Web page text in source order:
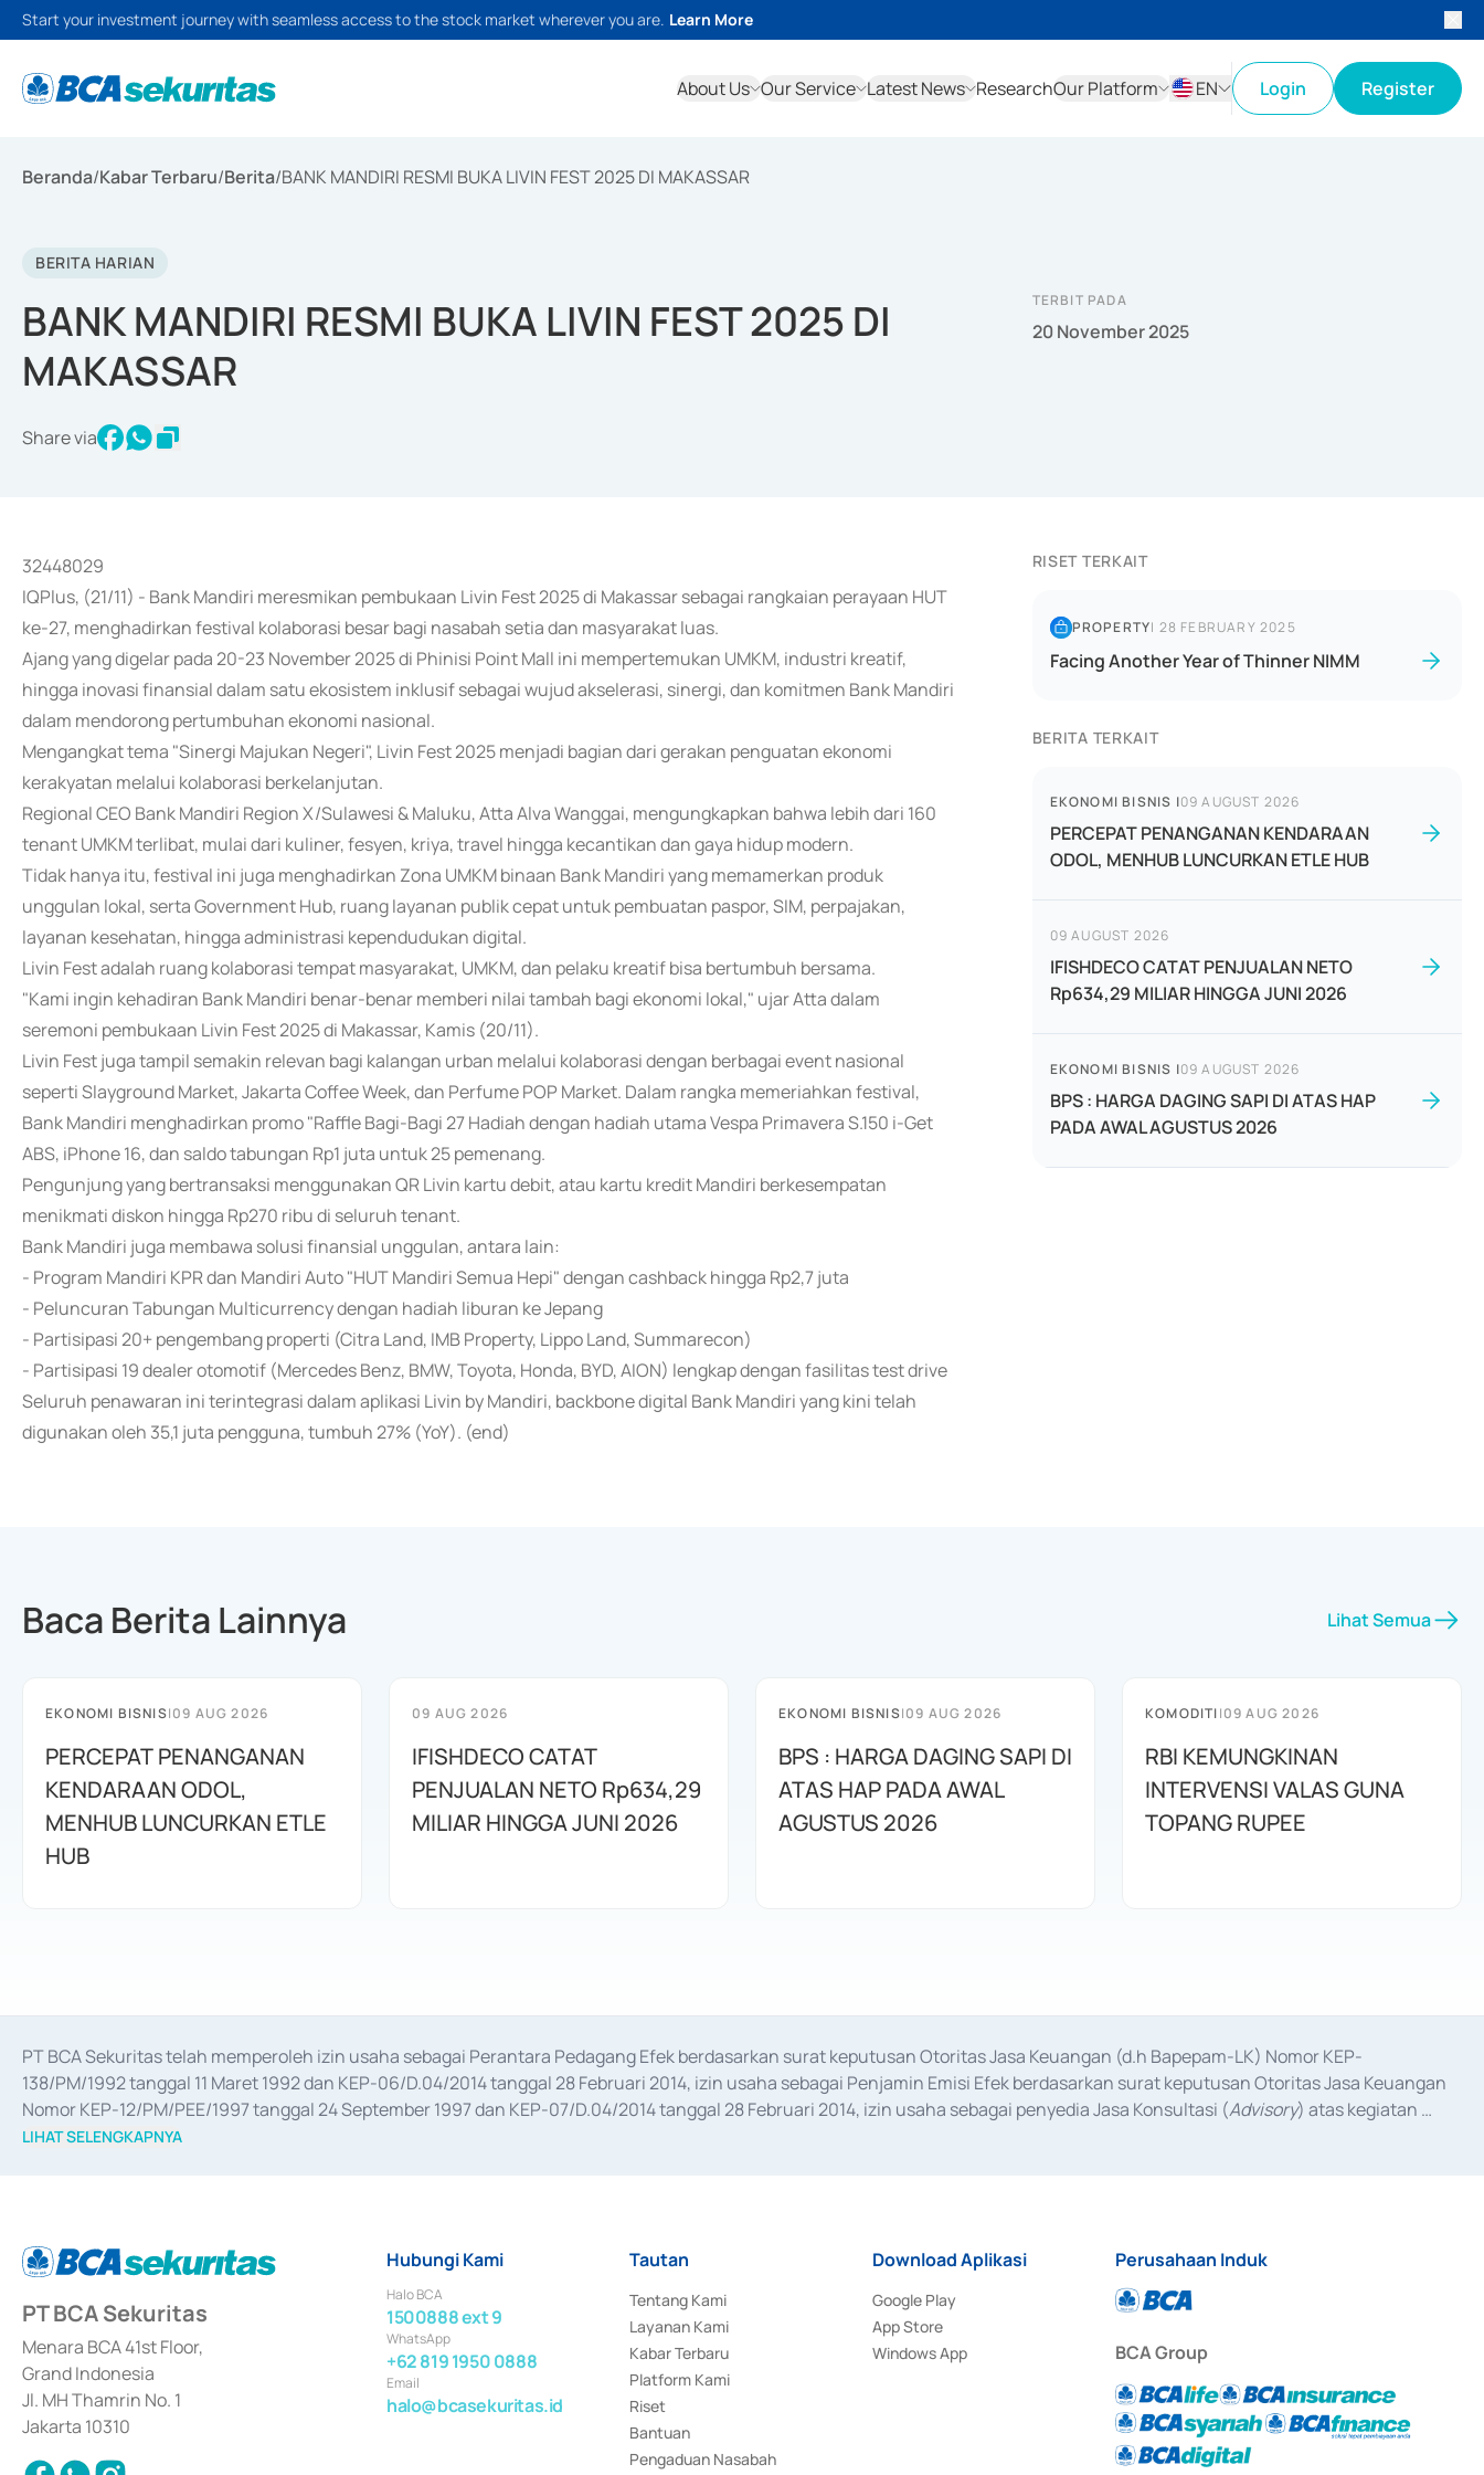
Start your investment journey with seamless access to the stock market wherever you are. Learn More
About Us Our Service Latest News ResearchOur Platform
EN
Login Register
Beranda/Kabar Terbaru/Berita/BANK MANDIRI RESMI BUKA LIVIN FEST 2025 DI MAKASSAR
BERITA HARIAN
BANK MANDIRI RESMI BUKA LIVIN FEST 2025 DI
MAKASSAR
Share via
TERBIT PADA
20 November 2025
32448029
IQPlus, (21/11) - Bank Mandiri meresmikan pembukaan Livin Fest 2025 di Makassar sebagai rangkaian perayaan HUT
ke-27, menghadirkan festival kolaborasi besar bagi nasabah setia dan masyarakat luas.
Ajang yang digelar pada 20-23 November 2025 di Phinisi Point Mall ini mempertemukan UMKM, industri kreatif,
hingga inovasi finansial dalam satu ekosistem inklusif sebagai wujud akselerasi, sinergi, dan komitmen Bank Mandiri
dalam mendorong pertumbuhan ekonomi nasional.
Mengangkat tema "Sinergi Majukan Negeri", Livin Fest 2025 menjadi bagian dari gerakan penguatan ekonomi
kerakyatan melalui kolaborasi berkelanjutan.
Regional CEO Bank Mandiri Region X/Sulawesi & Maluku, Atta Alva Wanggai, mengungkapkan bahwa lebih dari 160
tenant UMKM terlibat, mulai dari kuliner, fesyen, kriya, travel hingga kecantikan dan gaya hidup modern.
Tidak hanya itu, festival ini juga menghadirkan Zona UMKM binaan Bank Mandiri yang memamerkan produk
unggulan lokal, serta Government Hub, ruang layanan publik cepat untuk pembuatan paspor, SIM, perpajakan,
layanan kesehatan, hingga administrasi kependudukan digital.
Livin Fest adalah ruang kolaborasi tempat masyarakat, UMKM, dan pelaku kreatif bisa bertumbuh bersama.
"Kami ingin kehadiran Bank Mandiri benar-benar memberi nilai tambah bagi ekonomi lokal," ujar Atta dalam
seremoni pembukaan Livin Fest 2025 di Makassar, Kamis (20/11).
Livin Fest juga tampil semakin relevan bagi kalangan urban melalui kolaborasi dengan berbagai event nasional
seperti Slayground Market, Jakarta Coffee Week, dan Perfume POP Market. Dalam rangka memeriahkan festival,
Bank Mandiri menghadirkan promo "Raffle Bagi-Bagi 27 Hadiah dengan hadiah utama Vespa Primavera S.150 i-Get
ABS, iPhone 16, dan saldo tabungan Rp1 juta untuk 25 pemenang.
Pengunjung yang bertransaksi menggunakan QR Livin kartu debit, atau kartu kredit Mandiri berkesempatan
menikmati diskon hingga Rp270 ribu di seluruh tenant.
Bank Mandiri juga membawa solusi finansial unggulan, antara lain:
- Program Mandiri KPR dan Mandiri Auto "HUT Mandiri Semua Hepi" dengan cashback hingga Rp2,7 juta
- Peluncuran Tabungan Multicurrency dengan hadiah liburan ke Jepang
- Partisipasi 20+ pengembang properti (Citra Land, IMB Property, Lippo Land, Summarecon)
- Partisipasi 19 dealer otomotif (Mercedes Benz, BMW, Toyota, Honda, BYD, AION) lengkap dengan fasilitas test drive
Seluruh penawaran ini terintegrasi dalam aplikasi Livin by Mandiri, backbone digital Bank Mandiri yang kini telah
digunakan oleh 35,1 juta pengguna, tumbuh 27% (YoY). (end)
RISET TERKAIT
PROPERTY| 28 FEBRUARY 2025
Facing Another Year of Thinner NIMM
BERITA TERKAIT
EKONOMI BISNIS |09 AUGUST 2026
PERCEPAT PENANGANAN KENDARAAN
ODOL, MENHUB LUNCURKAN ETLE HUB
09 AUGUST 2026
IFISHDECO CATAT PENJUALAN NETO
Rp634,29 MILIAR HINGGA JUNI 2026
EKONOMI BISNIS |09 AUGUST 2026
BPS : HARGA DAGING SAPI DI ATAS HAP
PADA AWAL AGUSTUS 2026
Baca Berita Lainnya Lihat Semua
EKONOMI BISNIS|09 AUG 2026
PERCEPAT PENANGANAN
KENDARAAN ODOL,
MENHUB LUNCURKAN ETLE
HUB
09 AUG 2026
IFISHDECO CATAT
PENJUALAN NETO Rp634,29
MILIAR HINGGA JUNI 2026
EKONOMI BISNIS|09 AUG 2026
BPS : HARGA DAGING SAPI DI
ATAS HAP PADA AWAL
AGUSTUS 2026
KOMODITI|09 AUG 2026
RBI KEMUNGKINAN
INTERVENSI VALAS GUNA
TOPANG RUPEE
PT BCA Sekuritas telah memperoleh izin usaha sebagai Perantara Pedagang Efek berdasarkan surat keputusan Otoritas Jasa Keuangan (d.h Bapepam-LK) Nomor KEP-
138/PM/1992 tanggal 11 Maret 1992 dan KEP-06/D.04/2014 tanggal 28 Februari 2014, izin usaha sebagai Penjamin Emisi Efek berdasarkan surat keputusan Otoritas Jasa Keuangan
Nomor KEP-12/PM/PEE/1997 tanggal 24 September 1997 dan KEP-07/D.04/2014 tanggal 28 Februari 2014, izin usaha sebagai penyedia Jasa Konsultasi (Advisory) atas kegiatan
merger, akuisisi, divestasi, dan
LIHAT SELENGKAPNYA
PT BCA Sekuritas
Menara BCA 41st Floor,
Grand Indonesia
Jl. MH Thamrin No. 1
Jakarta 10310
Hubungi Kami
Halo BCA
1500888 ext 9
WhatsApp
+62 819 1950 0888
Email
halo@bcasekuritas.id
Tautan
Tentang Kami
Layanan Kami
Kabar Terbaru
Platform Kami
Riset
Bantuan
Pengaduan Nasabah
Download Aplikasi
Google Play
App Store
Windows App
Perusahaan Induk
BCA Group